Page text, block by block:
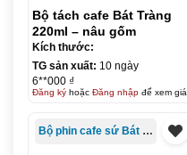
Bộ tách cafe Bát Tràng
220ml – nâu gốm
Kích thước:
TG sản xuất: 10 ngày
6**000 ₫
Đăng kýhoặc Đăng nhậpđể xem giá
Bộ phin cafe sứ Bát Tràng